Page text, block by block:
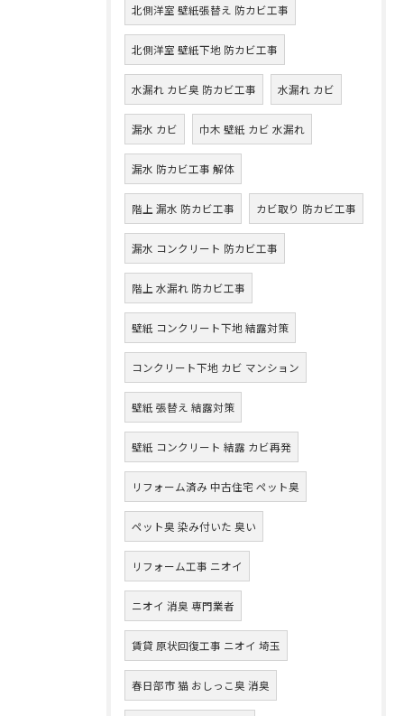
北側洋室 壁紙張替え 防カビ工事
北側洋室 壁紙下地 防カビ工事
水漏れ カビ臭 防カビ工事 水漏れ カビ
漏水 カビ 巾木 壁紙 カビ 水漏れ
漏水 防カビ工事 解体
階上 漏水 防カビ工事 カビ取り 防カビ工事
漏水 コンクリート 防カビ工事
階上 水漏れ 防カビ工事
壁紙 コンクリート下地 結露対策
コンクリート下地 カビ マンション
壁紙 張替え 結露対策
壁紙 コンクリート 結露 カビ再発
リフォーム済み 中古住宅 ペット臭
ペット臭 染み付いた 臭い
リフォーム工事 ニオイ
ニオイ 消臭 専門業者
賃貸 原状回復工事 ニオイ 埼玉
春日部市 猫 おしっこ臭 消臭